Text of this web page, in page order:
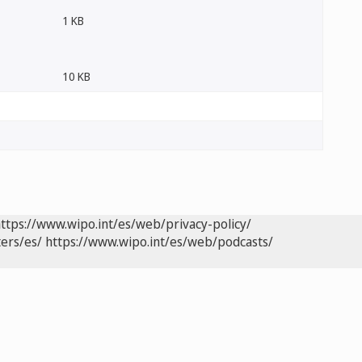
1 KB
10 KB
www.wipo.int/es/web/privacy-policy/
es/ https://www.wipo.int/es/web/podcasts/